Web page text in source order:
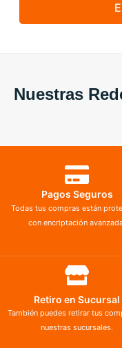
Nuestras
Pagos Seguros
Todas tus compras están
con encriptación
Retiro en Sucursal
También puedes retirar tus
nuestras sucursales.